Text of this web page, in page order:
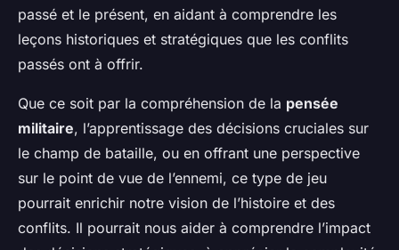
passé et le présent, en aidant à comprendre les
leçons historiques et stratégiques que les conflits
passés ont à offrir.
Que ce soit par la compréhension de la pensée
militaire, l’apprentissage des décisions cruciales sur
le champ de bataille, ou en offrant une perspective
sur le point de vue de l’ennemi, ce type de jeu
pourrait enrichir notre vision de l’histoire et des
conflits. Il pourrait nous aider à comprendre l’impact